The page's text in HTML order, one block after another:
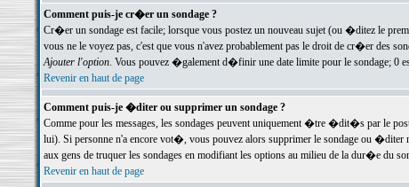
Comment puis-je cr�er un sondage ?
Cr�er un sondage est facile; lorsque vous postez un nouveau sujet (ou �ditez le
vous ne le voyez pas, c'est que vous n'avez probablement pas le droit de cr�er des
Ajouter l'option. Vous pouvez �galement d�finir une date limite pour le sondage; 0
Revenir en haut de page
Comment puis-je �diter ou supprimer un sondage ?
Comme pour les messages, les sondages peuvent uniquement �tre �dit�s par le
lui). Si personne n'a encore vot�, vous pouvez alors supprimer le sondage ou
aux gens de truquer les sondages en modifiant les options au milieu de la dur�e du
Revenir en haut de page